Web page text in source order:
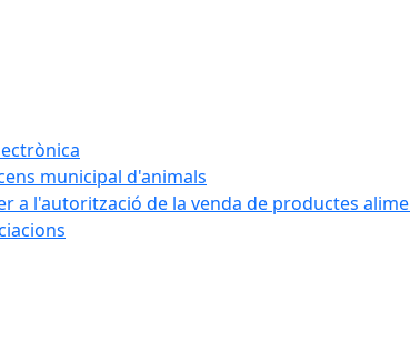
municipal d'animals
a l'autorització de la venda de productes